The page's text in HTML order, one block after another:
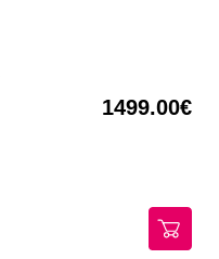
1499.00